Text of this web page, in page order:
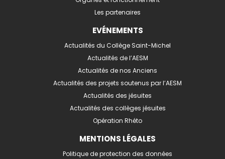
Les partenaires
EVÉNEMENTS
Actualités du Collège Saint-Michel
Actualités de l’AESM
Actualités de nos Anciens
Actualités des projets soutenus par l’AESM
Actualités des jésuites
Actualités des collèges jésuites
Opération Rhéto
MENTIONS LÉGALES
Politique de protection des données